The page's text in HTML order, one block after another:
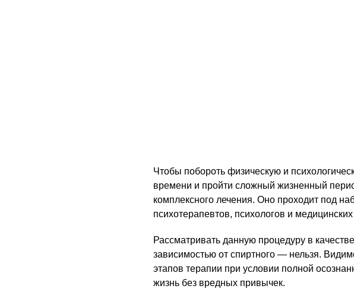
Чтобы побороть физическую и
времени и пройти сложный жизненный
комплексного лечения. Оно проходит под
психотерапевтов, психологов и
Рассматривать данную процедуру в
зависимостью от спиртного — нельзя.
этапов терапии при условии полной
жизнь без вредных привычек.